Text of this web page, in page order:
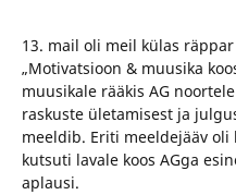
13. mail oli meil külas
„Motivatsioon & muusika
muusikale rääkis AG
raskuste ületamisest ja
meeldib. Eriti meeldejääv
kutsuti lavale koos AGga
aplausi.